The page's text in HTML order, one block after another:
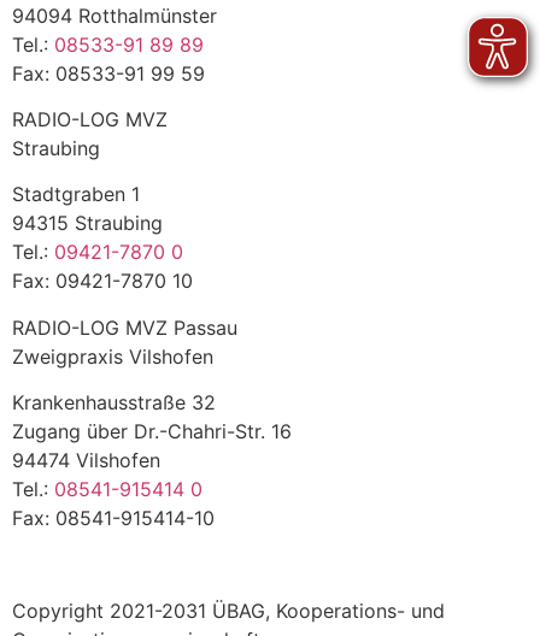
94094 Rotthalmünster
Tel.: 08533-91 89 89
Fax: 08533-91 99 59
RADIO-LOG MVZ
Straubing
Stadtgraben 1
94315 Straubing
Tel.: 09421-7870 0
Fax: 09421-7870 10
RADIO-LOG MVZ Passau
Zweigpraxis Vilshofen
Krankenhausstraße 32
Zugang über Dr.-Chahri-Str. 16
94474 Vilshofen
Tel.: 08541-915414 0
Fax: 08541-915414-10
Copyright 2021-2031 ÜBAG, Kooperations- und